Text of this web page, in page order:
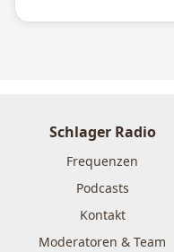
Schlager Radio
Frequenzen
Podcasts
Kontakt
Moderatoren & Team